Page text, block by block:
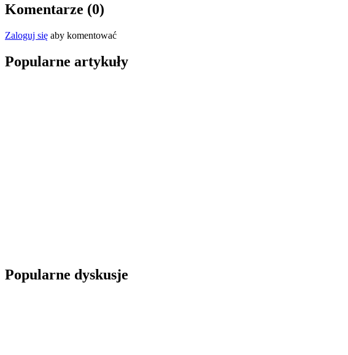
Komentarze (0)
Zaloguj się aby komentować
Popularne artykuły
Popularne dyskusje